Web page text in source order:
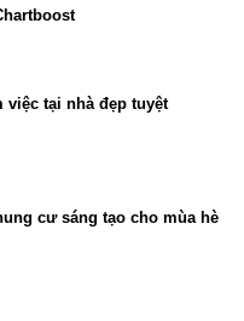
việc tại nhà đẹp tuyệt
cư sáng tạo cho mùa hè